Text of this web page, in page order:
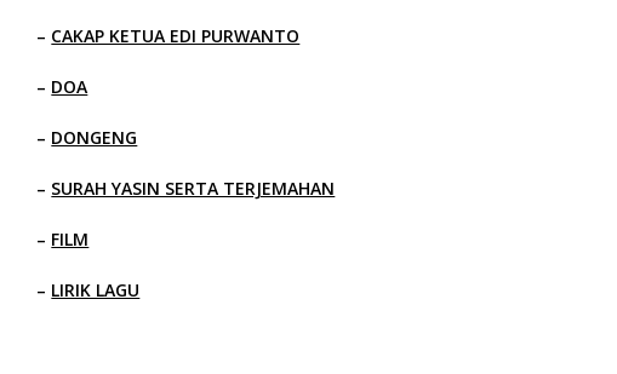
– CAKAP KETUA EDI PURWANTO
– DOA
– DONGENG
– SURAH YASIN SERTA TERJEMAHAN
– FILM
– LIRIK LAGU